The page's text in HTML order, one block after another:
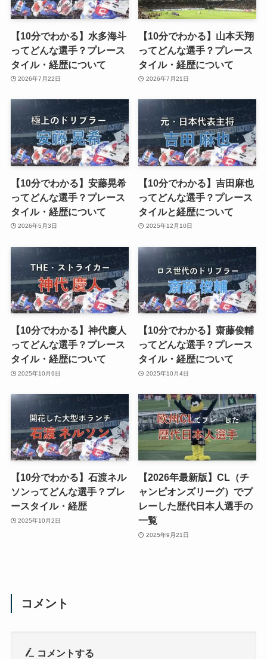
【10分でわかる】水多海斗
ってどんな選手？プレース
タイル・経歴について
2026年7月22日
【10分でわかる】山本天翔
ってどんな選手？プレース
タイル・経歴について
2026年7月21日
【10分でわかる】安藤晃希
ってどんな選手？プレース
タイル・経歴について
2026年5月3日
【10分でわかる】吉田麻也
ってどんな選手？プレース
タイルと経歴について
2025年12月10日
【10分でわかる】神代慶人
ってどんな選手？プレース
タイル・経歴について
2025年10月9日
【10分でわかる】齋藤俊輔
ってどんな選手？プレース
タイル・経歴について
2025年10月4日
【10分でわかる】石渡ネル
ソンってどんな選手？プレ
ースタイル・経歴
2025年10月2日
【2026年最新版】CL（チ
ャンピオンズリーグ）でプ
レーした歴代日本人選手の
一覧
2025年9月21日
コメント
コメントする